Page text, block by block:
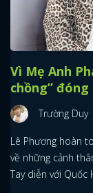
Vì Mẹ Anh
chồng”
Trường Duy
Lê Phương hoàn
về những cảnh
Tay diễn với Quốc